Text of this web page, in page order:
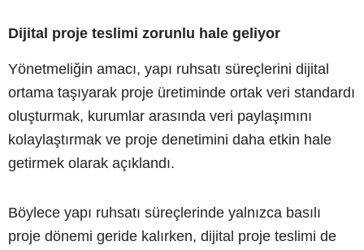
Dijital proje teslimi zorunlu hale geliyor
Yönetmeliğin amacı, yapı ruhsatı süreçlerini dijital
ortama taşıyarak proje üretiminde ortak veri standardı
oluşturmak, kurumlar arasında veri paylaşımını
kolaylaştırmak ve proje denetimini daha etkin hale
getirmek olarak açıklandı.
Böylece yapı ruhsatı süreçlerinde yalnızca basılı
proje dönemi geride kalırken, dijital proje teslimi de